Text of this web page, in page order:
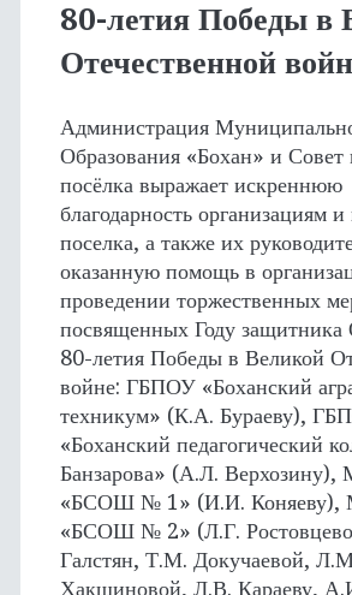
80-летия Победы в
Отечественной
Администрация
Образования «Бохан» и Совет
посёлка выражает искреннюю
благодарность организациям
поселка, а также их
оказанную помощь в
проведении торжественных
посвященных Году защитника
80-летия Победы в Великой
войне: ГБПОУ «Боханский
техникум» (К.А. Бураеву),
«Боханский педагогический
Банзарова» (А.Л.
«БСОШ № 1» (И.И.
«БСОШ № 2» (Л.Г.
Галстян, Т.М. Докучаевой,
Хакшиновой, Л.В. Караеву,